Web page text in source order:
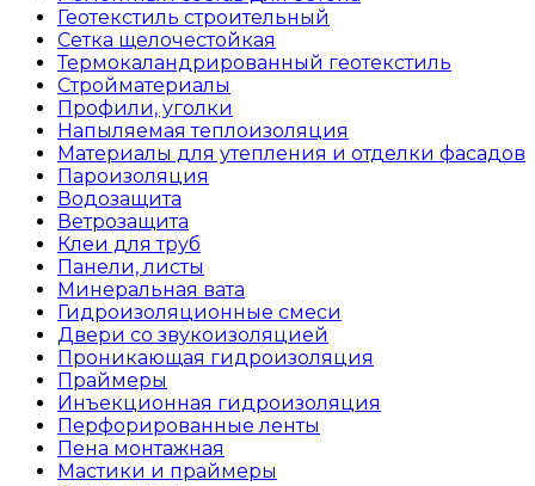
Геотекстиль строительный
Сетка щелочестойкая
Термокаландрированный геотекстиль
Стройматериалы
Профили, уголки
Напыляемая теплоизоляция
Материалы для утепления и отделки фасадов
Пароизоляция
Водозащита
Ветрозащита
Клеи для труб
Панели, листы
Минеральная вата
Гидроизоляционные смеси
Двери со звукоизоляцией
Проникающая гидроизоляция
Праймеры
Инъекционная гидроизоляция
Перфорированные ленты
Пена монтажная
Мастики и праймеры